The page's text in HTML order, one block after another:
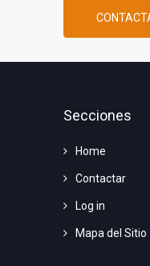
Secciones
Home
Contactar
Log in
Mapa del Sitio